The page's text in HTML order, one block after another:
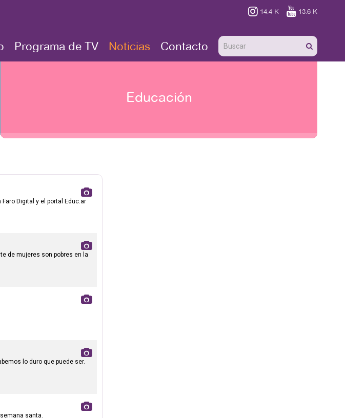
 14.4 K  13.6 K
Programa de TV Noticias Contacto
Educación
Digital y el portal Educ.ar
de mujeres son pobres en la
lo duro que puede ser.
santa.